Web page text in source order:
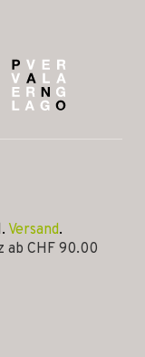
Versand.
ab CHF 90.00